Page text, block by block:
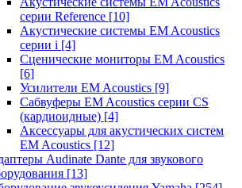
серии Reference [10]
Акустические системы EM Acoustics
серии i [4]
Сценические мониторы EM Acoustics
[6]
Усилители EM Acoustics [9]
Сабвуферы EM Acoustics серии CS
(кардиоидные) [4]
Аксессуары для акустических систем
EM Acoustics [12]
Audinate Dante для звукового
[13]